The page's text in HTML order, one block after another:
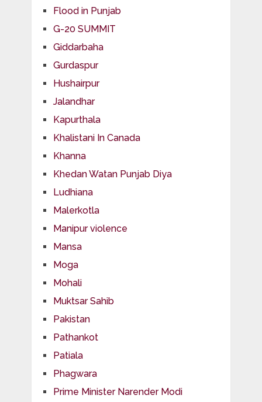
Flood in Punjab
G-20 SUMMIT
Giddarbaha
Gurdaspur
Hushairpur
Jalandhar
Kapurthala
Khalistani In Canada
Khanna
Khedan Watan Punjab Diya
Ludhiana
Malerkotla
Manipur violence
Mansa
Moga
Mohali
Muktsar Sahib
Pakistan
Pathankot
Patiala
Phagwara
Prime Minister Narender Modi